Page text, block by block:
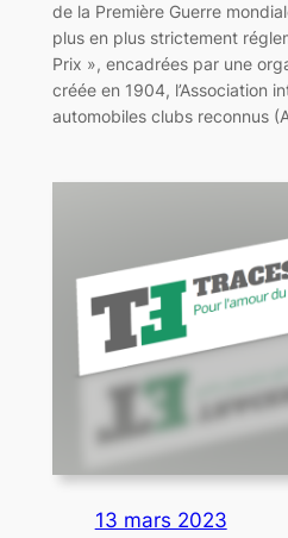
de la Première Guerre
plus en plus strictement
Prix », encadrées par une
créée en 1904, l’Association
automobiles clubs reconnus
13 mars 2023